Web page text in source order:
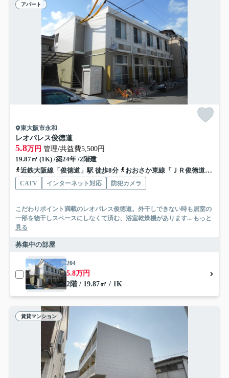
アパート
東大阪市永和
レオパレス俊徳道
5.8万円 管理/共益費5,500円
19.87㎡ (1K) /築24年 /2階建
近鉄大阪線「俊徳道」駅 徒歩8分
おおさか東線「ＪＲ俊徳道」駅 徒歩7分
CATV インターネット対応 防犯カメラ
こだわりポイント満載のレオパレス俊徳道。外干しできない時も居室の
一部を物干しスペースにしなくて済む、浴室乾燥機があります... もっと
見る
募集中の部屋
204
5.8万円
2階 / 19.87㎡ / 1K
賃貸マンション